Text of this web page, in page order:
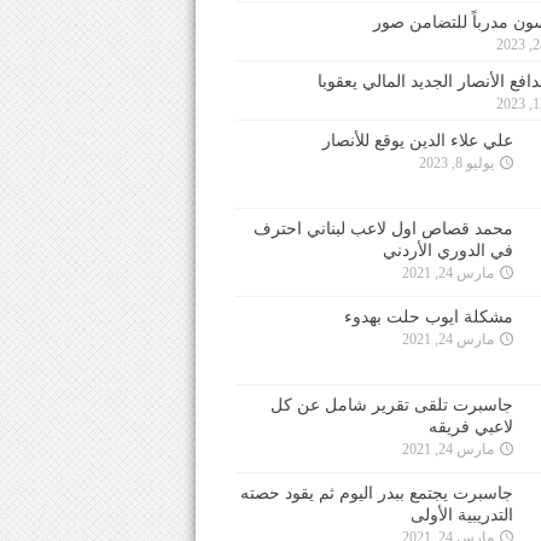
مدرباً للتضامن صور
الأنصار الجديد المالي يعقوبا
علي علاء الدين يوقع للأنصار
يوليو 8, 2023
محمد قصاص اول لاعب لبناني احترف
في الدوري الأردني
مارس 24, 2021
مشكلة ايوب حلت بهدوء
مارس 24, 2021
جاسبرت تلقى تقرير شامل عن كل
لاعبي فريقه
مارس 24, 2021
جاسبرت يجتمع ببدر اليوم ثم يقود حصته
التدريبية الأولى
مارس 24, 2021